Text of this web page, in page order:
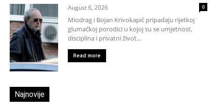
August 6, 2026 0
Miodrag i Bojan Krivokapić pripadaju rijetkoj
glumačkoj porodici u kojoj su se umjetnost,
disciplina i privatni život...
Read more
Najnovije